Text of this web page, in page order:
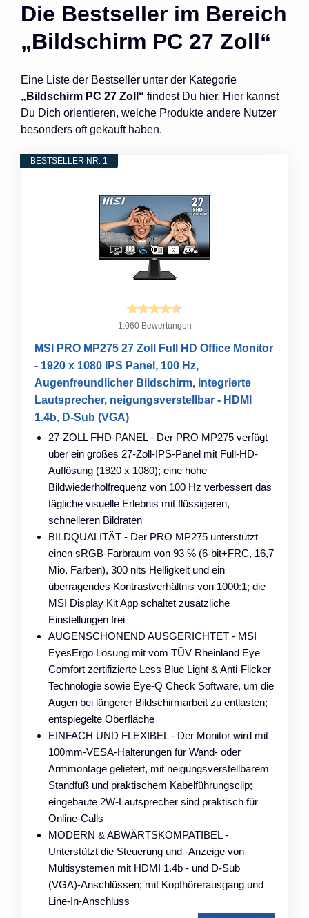
Die Bestseller im Bereich
„Bildschirm PC 27 Zoll“
Eine Liste der Bestseller unter der Kategorie
„Bildschirm PC 27 Zoll“ findest Du hier. Hier kannst
Du Dich orientieren, welche Produkte andere Nutzer
besonders oft gekauft haben.
BESTSELLER NR. 1
1.060 Bewertungen
MSI PRO MP275 27 Zoll Full HD Office Monitor
- 1920 x 1080 IPS Panel, 100 Hz,
Augenfreundlicher Bildschirm, integrierte
Lautsprecher, neigungsverstellbar - HDMI
1.4b, D-Sub (VGA)
27-ZOLL FHD-PANEL - Der PRO MP275 verfügt
über ein großes 27-Zoll-IPS-Panel mit Full-HD-
Auflösung (1920 x 1080); eine hohe
Bildwiederholfrequenz von 100 Hz verbessert das
tägliche visuelle Erlebnis mit flüssigeren,
schnelleren Bildraten
BILDQUALITÄT - Der PRO MP275 unterstützt
einen sRGB-Farbraum von 93 % (6-bit+FRC, 16,7
Mio. Farben), 300 nits Helligkeit und ein
überragendes Kontrastverhältnis von 1000:1; die
MSI Display Kit App schaltet zusätzliche
Einstellungen frei
AUGENSCHONEND AUSGERICHTET - MSI
EyesErgo Lösung mit vom TÜV Rheinland Eye
Comfort zertifizierte Less Blue Light & Anti-Flicker
Technologie sowie Eye-Q Check Software, um die
Augen bei längerer Bildschirmarbeit zu entlasten;
entspiegelte Oberfläche
EINFACH UND FLEXIBEL - Der Monitor wird mit
100mm-VESA-Halterungen für Wand- oder
Armmontage geliefert, mit neigungsverstellbarem
Standfuß und praktischem Kabelführungsclip;
eingebaute 2W-Lautsprecher sind praktisch für
Online-Calls
MODERN & ABWÄRTSKOMPATIBEL -
Unterstützt die Steuerung und -Anzeige von
Multisystemen mit HDMI 1.4b - und D-Sub
(VGA)-Anschlüssen; mit Kopfhörerausgang und
Line-In-Anschluss